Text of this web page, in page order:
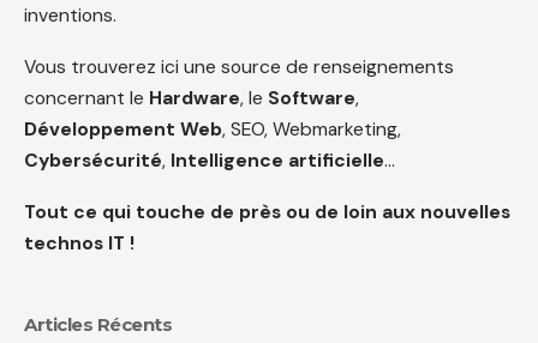
inventions.
Vous trouverez ici une source de renseignements
concernant le Hardware, le Software,
Développement Web, SEO, Webmarketing,
Cybersécurité, Intelligence artificielle…
Tout ce qui touche de près ou de loin aux nouvelles
technos IT !
Articles Récents